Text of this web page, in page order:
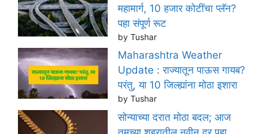
महामार्ग, 10 हजार कोटींचा प्लॅन?
पहा संपूर्ण रूट
by Tushar
Maharashtra Weather
Update : राज्यातून पाऊस गायब?
परंतु, या 10 जिल्ह्यांना मोठा इशारा
by Tushar
सोन्याच्या दरात मोठा बदल; आज